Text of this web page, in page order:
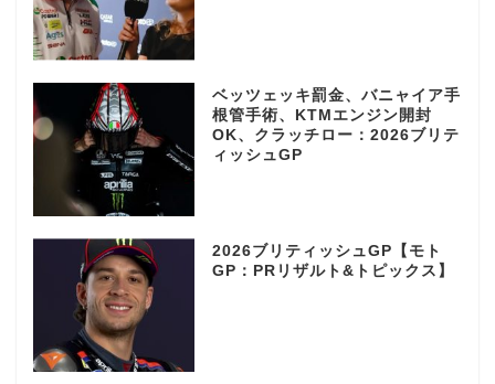
ベッツェッキ罰金、バニャイア手
根管手術、KTMエンジン開封
OK、クラッチロー：2026ブリテ
ィッシュGP
2026ブリティッシュGP【モト
GP：PRリザルト&トピックス】